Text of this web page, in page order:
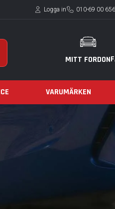
Logga in 010-69 00 656
MITT FORDON
VARUMÄRKEN